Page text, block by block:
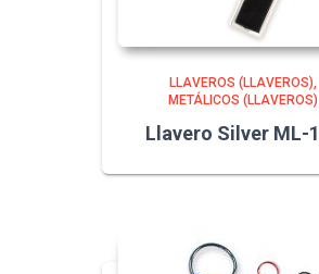
LLAVEROS (LLAVEROS)
METÁLICOS (LLAVEROS)
Llavero Silver ML-